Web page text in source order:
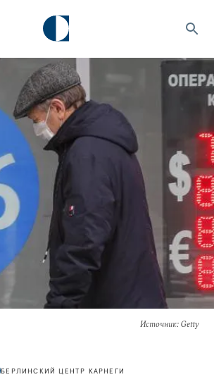
Источник: Getty
БЕРЛИНСКИЙ ЦЕНТР КАРНЕГИ